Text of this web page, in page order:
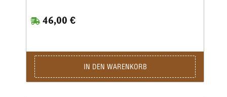
46,00 €
IN DEN WARENKORB